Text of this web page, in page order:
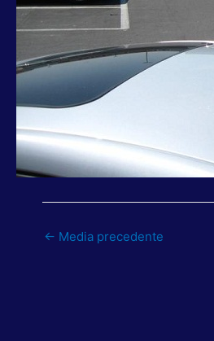
← Media precedente